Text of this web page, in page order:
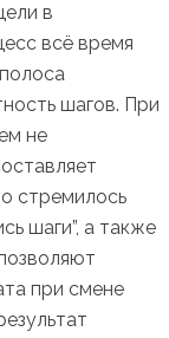
в
всё время
шагов. При
не
стремилось
шаги”, а также
при смене